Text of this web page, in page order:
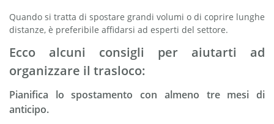
Quando si tratta di spostare grandi volumi o di coprire lunghe
distanze, è preferibile affidarsi ad esperti del settore.
Ecco alcuni consigli per aiutarti ad
organizzare il trasloco:
Pianifica lo spostamento con almeno tre mesi di
anticipo.